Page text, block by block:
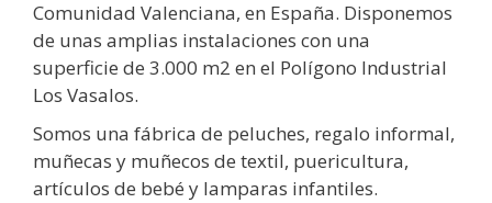
Comunidad Valenciana, en España. Disponemos
de unas amplias instalaciones con una
superficie de 3.000 m2 en el Polígono Industrial
Los Vasalos.
Somos una fábrica de peluches, regalo informal,
muñecas y muñecos de textil, puericultura,
artículos de bebé y lamparas infantiles.